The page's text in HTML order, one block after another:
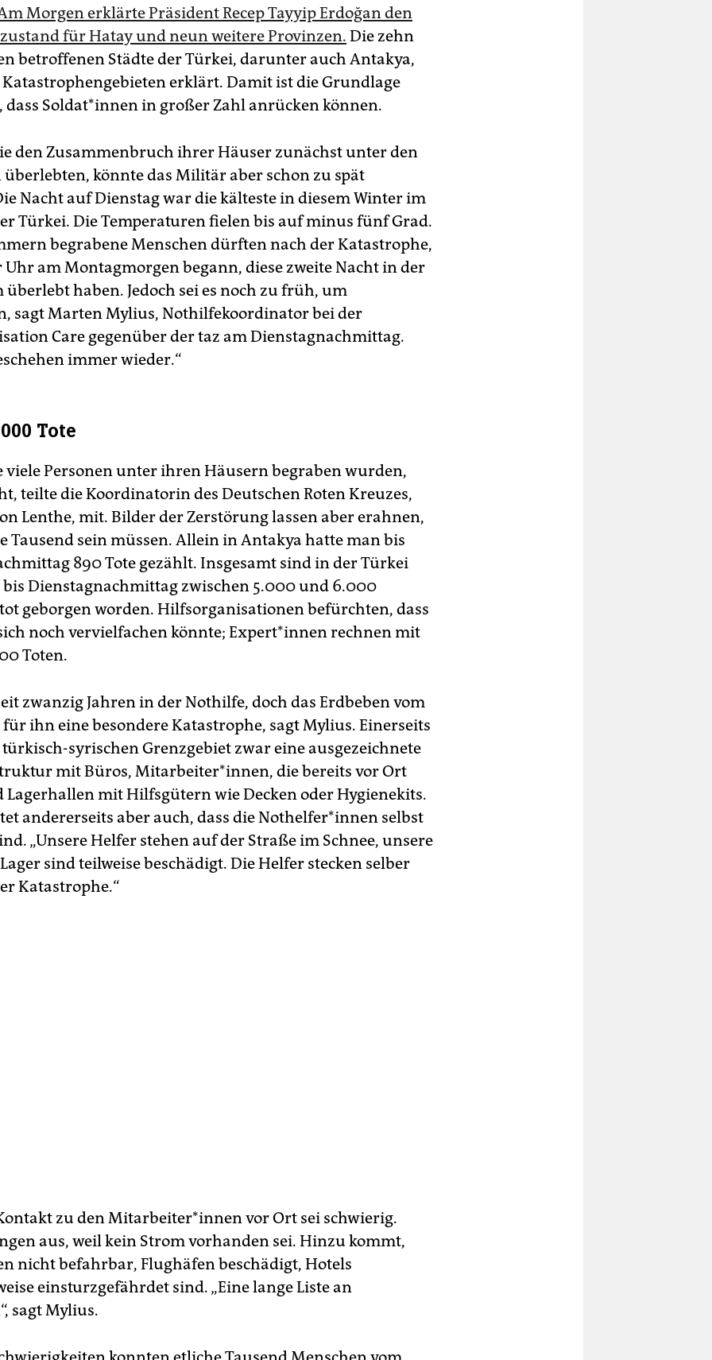
Morgen erklärte Präsident Recep Tayyip Erdoğan den
für Hatay und neun weitere Provinzen. Die zehn
betroffenen Städte der Türkei, darunter auch Antakya,
erklärt. Damit ist die Grundlage
dass Sol­da­t*in­nen in großer Zahl anrücken können.
den Zusammenbruch ihrer Häuser zunächst unter den
könnte das Militär aber schon zu spät
Nacht auf Dienstag war die kälteste in diesem Winter im
Türkei. Die Temperaturen fielen bis auf minus fünf Grad.
begrabene Menschen dürften nach der Katastrophe,
am Montagmorgen begann, diese zweite Nacht in der
überlebt haben. Jedoch sei es noch zu früh, um
sagt Marten Mylius, Nothilfekoordinator bei der
Care gegenüber der taz am Dienstagnachmittag.
immer wieder.“
Tote
viele Personen unter ihren Häusern begraben wurden,
teilte die Koordinatorin des Deutschen Roten Kreuzes,
Lenthe, mit. Bilder der Zerstörung lassen aber erahnen,
Tausend sein müssen. Allein in Antakya hatte man bis
890 Tote gezählt. Insgesamt sind in der Türkei
Dienstagnachmittag zwischen 5.000 und 6.000
geborgen worden. Hilfsorganisationen befürchten, dass
noch vervielfachen könnte; Ex­per­t*in­nen rechnen mit
Toten.
zwanzig Jahren in der Nothilfe, doch das Erdbeben vom
ihn eine besondere Katastrophe, sagt Mylius. Einerseits
syrischen Grenzgebiet zwar eine ausgezeichnete
mit Büros, Mitarbeiter*innen, die bereits vor Ort
Lagerhallen mit Hilfsgütern wie Decken oder Hygienekits.
andererseits aber auch, dass die Not­hel­fe­r*in­nen selbst
„Unsere Helfer stehen auf der Straße im Schnee, unsere
sind teilweise beschädigt. Die Helfer stecken selber
Katastrophe.“
zu den Mit­ar­bei­te­r*in­nen vor Ort sei schwierig.
aus, weil kein Strom vorhanden sei. Hinzu kommt,
nicht befahrbar, Flughäfen beschädigt, Hotels
einsturzgefährdet sind. „Eine lange Liste an
sagt Mylius.